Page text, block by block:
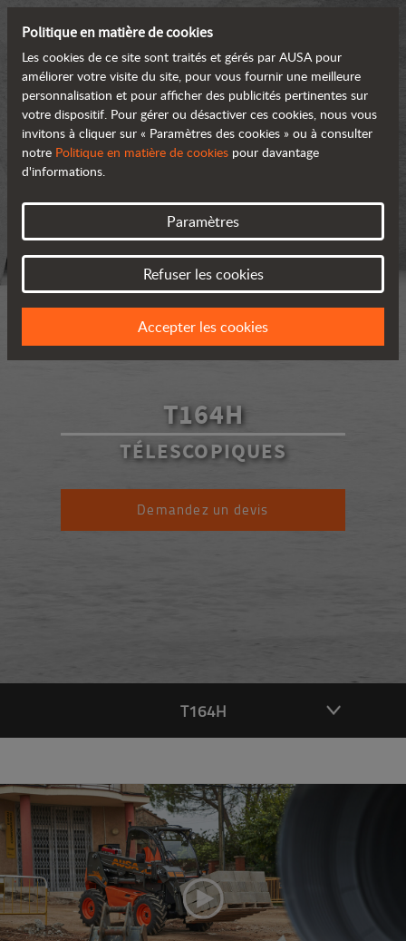
T164H
TÉLESCOPIQUES
Demandez un devis
T164H
Politique en matière de cookies
Les cookies de ce site sont traités et gérés par AUSA pour
améliorer votre visite du site, pour vous fournir une meilleure
personnalisation et pour afficher des publicités pertinentes sur
votre dispositif. Pour gérer ou désactiver ces cookies, nous vous
invitons à cliquer sur « Paramètres des cookies » ou à consulter
notre Politique en matière de cookies pour davantage
d'informations.
Paramètres
Refuser les cookies
Accepter les cookies